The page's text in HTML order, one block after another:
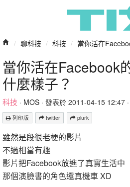
/ 聊科技 / 科技 / 當你活在
當你活在Facebook
什麼樣子？
科技 · MOS · 發表於 2011-04-15 12:47 ·
列印版 twitter plurk
雖然是段很老梗的影片
不過相當有趣
影片把Facebook放進了真實生活中
那個演臉書的角色還真機車 XD